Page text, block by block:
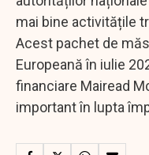
mai bine activitățile
Acest pachet de
Europeană în iulie
financiare Mairead
important în lupta